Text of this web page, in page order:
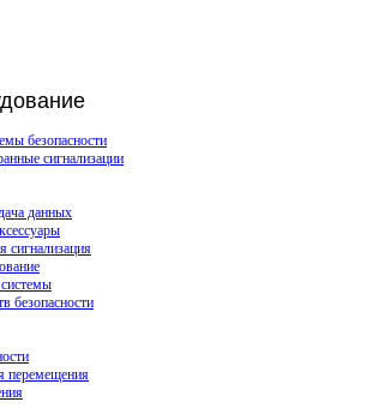
безопасности
сигнализации
данных
сигнализация
безопасности
перемещения